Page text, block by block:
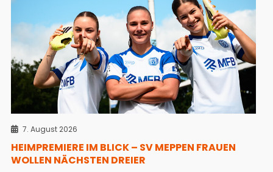
7. August 2026
HEIMPREMIERE IM BLICK – SV MEPPEN FRAUEN
WOLLEN NÄCHSTEN DREIER